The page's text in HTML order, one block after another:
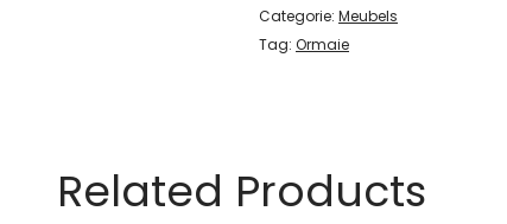
Categorie: Meubels
Tag: Ormaie
Related Products